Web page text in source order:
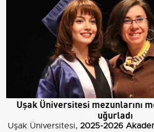
Uşak Üniversitesi mezunlarını
uğurladı
Uşak Üniversitesi, 2025-2026